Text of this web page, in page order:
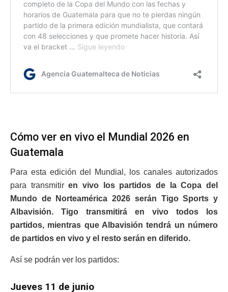
Cómo ver en vivo el Mundial 2026 en
Guatemala
Para esta edición del Mundial, los canales autorizados
para transmitiren vivo los partidos de la Copa del
Mundo de Norteamérica 2026 serán Tigo Sports y
Albavisión. Tigo transmitirá en vivo todos los
partidos, mientras que Albavisión tendrá un número
de partidos en vivo y el resto serán en diferido.
Así se podrán ver los partidos:
Jueves 11 de junio